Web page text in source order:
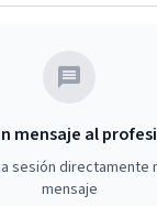
mensaje al
sesión directamente
mensaje